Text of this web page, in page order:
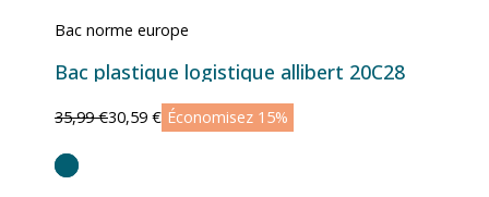
Bac norme europe
Bac plastique logistique allibert 20C28
35,99 €30,59 € Économisez 15%